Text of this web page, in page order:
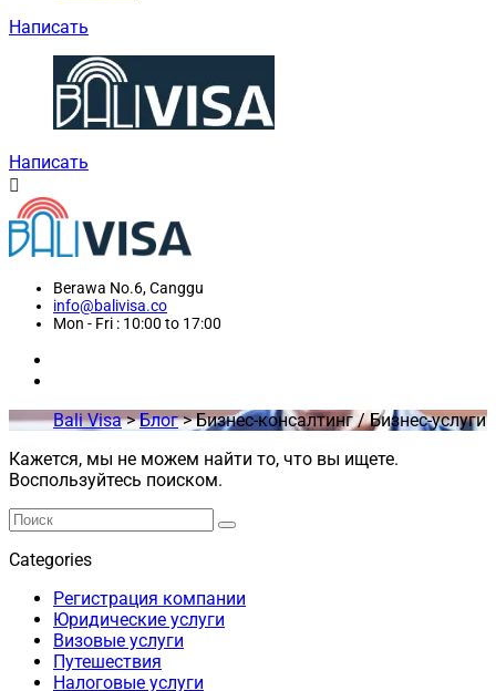
Написать
Написать
Berawa No.6, Canggu
info@balivisa.co
Mon - Fri : 10:00 to 17:00
Bali Visa>Блог>Бизнес-консалтинг / Бизнес-услуги
Кажется, мы не можем найти то, что вы ищете.
Воспользуйтесь поиском.
Categories
Регистрация компании
Юридические услуги
Визовые услуги
Путешествия
Налоговые услуги